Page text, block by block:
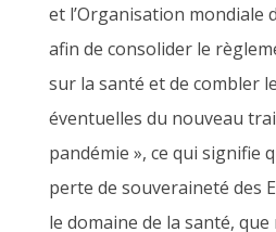
et l’Organisation mondiale
afin de consolider le
sur la santé et de combler
éventuelles du nouveau
pandémie », ce qui signifie
perte de souveraineté des
le domaine de la santé,